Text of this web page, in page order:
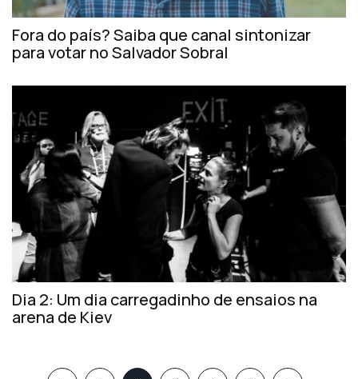
Fora do país? Saiba que canal sintonizar
para votar no Salvador Sobral
Dia 2: Um dia carregadinho de ensaios na
arena de Kiev